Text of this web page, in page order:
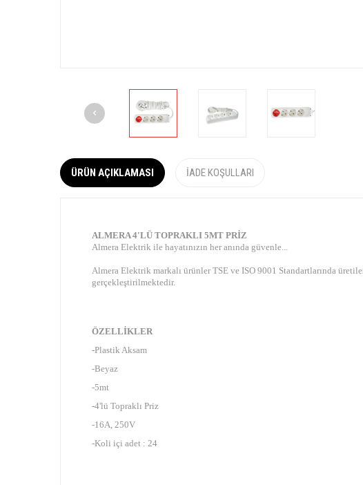
ÜRÜN AÇIKLAMASI İADE KOŞULLARI
ALMERA 4'LÜ TOPRAKLI 5MT PRİZ
Almera Elektrik ile hayatınızın her anında güvenle...
Almera Elektrik markalı ürünler TSE ve ISO 9001 Standartlarında
gerçekleştirilmektedir.
ÖZELLİKLER
-Plastik Aksam
-Beyaz
-5mt
-4'lü Topraklı Priz
-16A, 250V
-Koli içi adet : 24